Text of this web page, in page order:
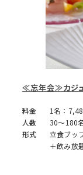
≪忘年会≫カジ
料金
1名：
人数
30～180
形式
立食ブッ
＋飲み放